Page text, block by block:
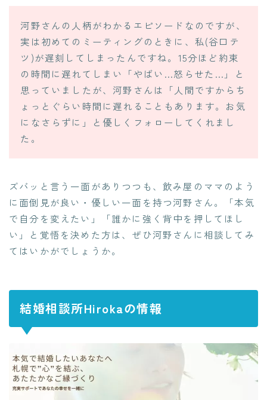
河野さんの人柄がわかるエピソードなのですが、
実は初めてのミーティングのときに、私(谷口テ
ツ)が遅刻してしまったんですね。15分ほど約束
の時間に遅れてしまい「やばい…怒らせた…」と
思っていましたが、河野さんは「人間ですからち
ょっとぐらい時間に遅れることもあります。お気
になさらずに」と優しくフォローしてくれまし
た。
ズバッと言う一面がありつつも、飲み屋のママのよう
に面倒見が良い・優しい一面を持つ河野さん。「本気
で自分を変えたい」「誰かに強く背中を押してほし
い」と覚悟を決めた方は、ぜひ河野さんに相談してみ
てはいかがでしょうか。
結婚相談所Hirokaの情報